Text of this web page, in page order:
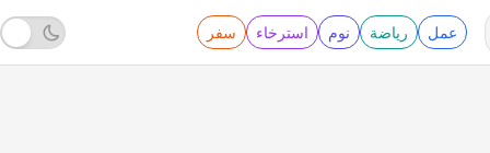
عمل رياضة نوم استرخاء سفر